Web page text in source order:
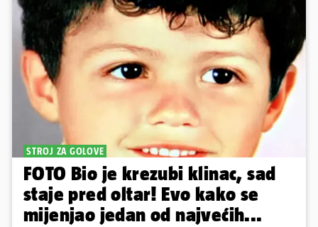
STROJ ZA GOLOVE
FOTO Bio je krezubi klinac, sad
staje pred oltar! Evo kako se
mijenjao jedan od najvećih...